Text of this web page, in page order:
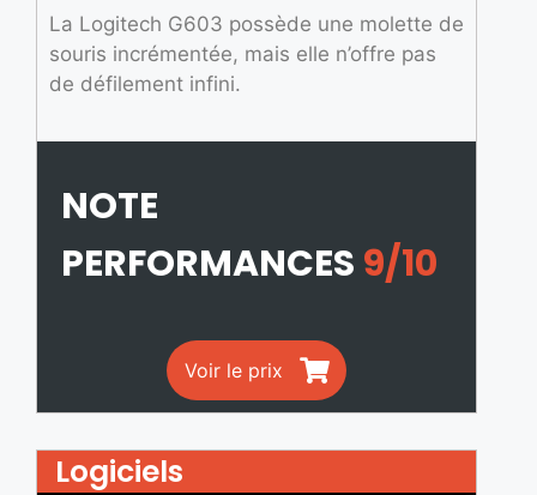
La Logitech G603 possède une molette de
souris incrémentée, mais elle n’offre pas
de défilement infini.
NOTE
PERFORMANCES 9/10
Voir le prix
Logiciels